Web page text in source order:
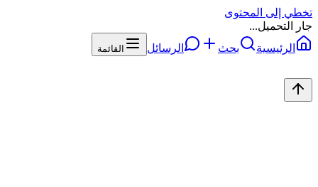
تخطي إلى المحتوى
جار التحميل...
الرئيسية
بحث الرسائل القائمة